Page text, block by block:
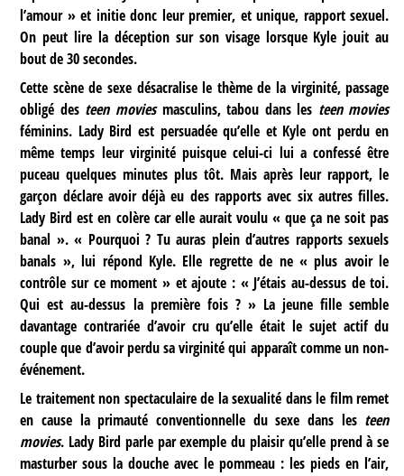
l’amour » et initie donc leur premier, et unique, rapport sexuel.
On peut lire la déception sur son visage lorsque Kyle jouit au
bout de 30 secondes.
Cette scène de sexe désacralise le thème de la virginité, passage
obligé des teen movies masculins, tabou dans les teen movies
féminins. Lady Bird est persuadée qu’elle et Kyle ont perdu en
même temps leur virginité puisque celui-ci lui a confessé être
puceau quelques minutes plus tôt. Mais après leur rapport, le
garçon déclare avoir déjà eu des rapports avec six autres filles.
Lady Bird est en colère car elle aurait voulu « que ça ne soit pas
banal ». « Pourquoi ? Tu auras plein d’autres rapports sexuels
banals », lui répond Kyle. Elle regrette de ne « plus avoir le
contrôle sur ce moment » et ajoute : « J’étais au-dessus de toi.
Qui est au-dessus la première fois ? » La jeune fille semble
davantage contrariée d’avoir cru qu’elle était le sujet actif du
couple que d’avoir perdu sa virginité qui apparaît comme un non-
événement.
Le traitement non spectaculaire de la sexualité dans le film remet
en cause la primauté conventionnelle du sexe dans les teen
movies. Lady Bird parle par exemple du plaisir qu’elle prend à se
masturber sous la douche avec le pommeau : les pieds en l’air,